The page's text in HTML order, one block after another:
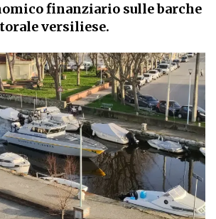
finanziario sulle barche
versiliese.